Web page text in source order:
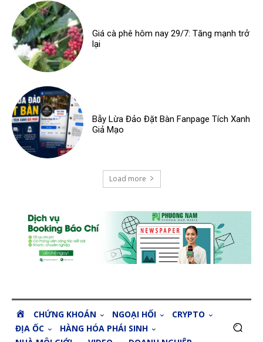
Giá cà phê hôm nay 29/7: Tăng mạnh trở
lại
Bẫy Lừa Đảo Đặt Bàn Fanpage Tích Xanh
Giả Mạo
Load more
O
M
CHỨNG KHOÁN NGOẠI HỐI
CRYPTO
ĐỊA ỐC
HÀNG HÓA PHÁI SINH